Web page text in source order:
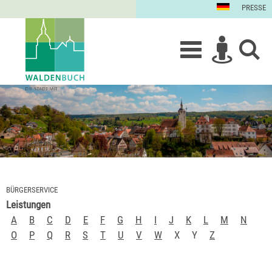
PRESSE
BÜRGERSERVICE
Leistungen
A
B C D E F G H I J K L M
N
O
P Q R S T U V W X Y Z